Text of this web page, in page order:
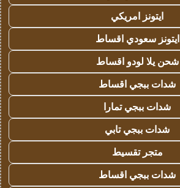
ايتونز امريكي
ايتونز سعودي اقساط
شحن يلا لودو اقساط
شدات ببجي اقساط
شدات ببجي تمارا
شدات ببجي تابي
متجر تقسيط
شدات ببجي اقساط